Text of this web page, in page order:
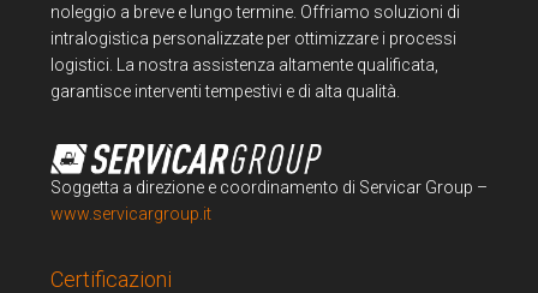
noleggio a breve e lungo termine. Offriamo soluzioni di
intralogistica personalizzate per ottimizzare i processi
logistici. La nostra assistenza altamente qualificata,
garantisce interventi tempestivi e di alta qualità.
Soggetta a direzione e coordinamento di Servicar Group –
www.servicargroup.it
Certificazioni